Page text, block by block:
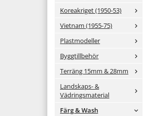
Koreakriget (1950-53)
Vietnam (1955-75)
Plastmodeller
Byggtillbehör
Terräng 15mm & 28mm
Landskaps- &
Vädringsmaterial
Färg & Wash